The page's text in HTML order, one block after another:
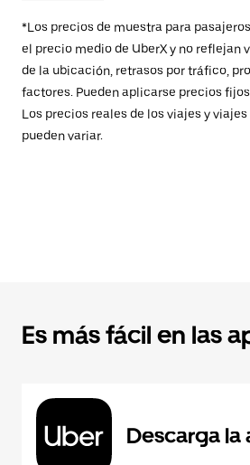
*Los precios de muestra para
el precio medio de UberX y no reflejan
de la ubicación, retrasos por tráfico,
factores. Pueden aplicarse precios
Los precios reales de los viajes y
pueden variar.
Es más fácil en las
Descarga la